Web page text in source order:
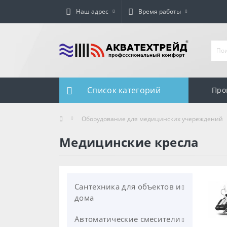
Наш адрес Время работы
Список категорий
Оборудование для медицинских учереждений
Медицинские кресла
Сантехника для объектов и
дома
Унитазы
Автоматические смесители